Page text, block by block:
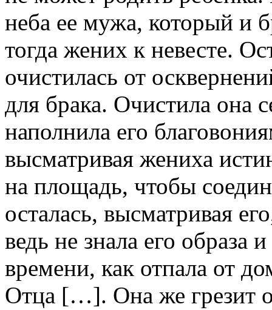
неба ее мужа, который и
тогда жених к невесте.
очистилась от
для брака. Очистила она
наполнила его
высматривая жениха
на площадь, чтобы
осталась, высматривая
ведь не знала его образа
времени, как отпала от
Отца […]. Она же грезит